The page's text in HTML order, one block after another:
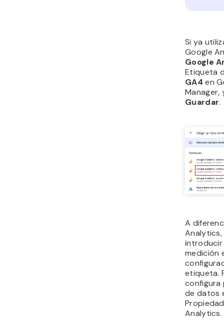
Si ya
Google
Google
Etiqueta
GA4 en
Manager,
Guardar.
A
introducir
medición
etiqueta.
configura
de datos
Analytics.